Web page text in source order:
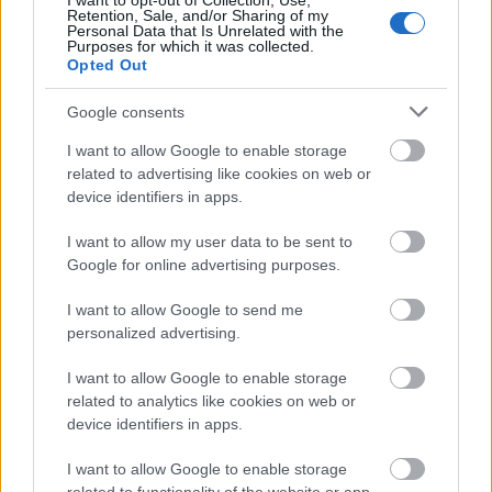
Retention, Sale, and/or Sharing of my
Personal Data that Is Unrelated with the
Purposes for which it was collected.
Opted Out
Google consents
I want to allow Google to enable storage
related to advertising like cookies on web or
device identifiers in apps.
I want to allow my user data to be sent to
Google for online advertising purposes.
I want to allow Google to send me
personalized advertising.
I want to allow Google to enable storage
related to analytics like cookies on web or
device identifiers in apps.
I want to allow Google to enable storage